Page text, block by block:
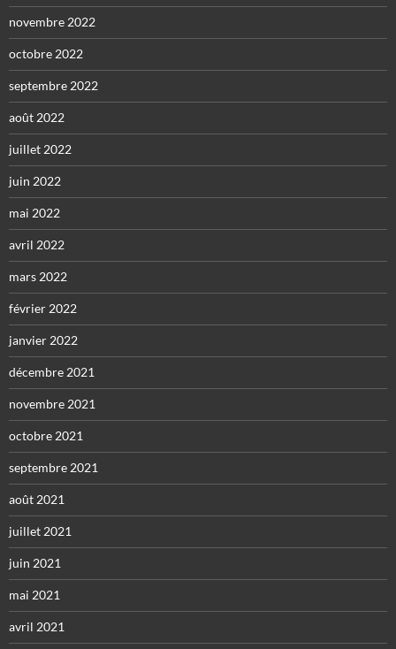
novembre 2022
octobre 2022
septembre 2022
août 2022
juillet 2022
juin 2022
mai 2022
avril 2022
mars 2022
février 2022
janvier 2022
décembre 2021
novembre 2021
octobre 2021
septembre 2021
août 2021
juillet 2021
juin 2021
mai 2021
avril 2021